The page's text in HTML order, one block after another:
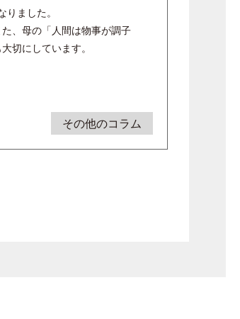
ました。
、母の「人間は物事が調子
切にしています。
その他のコラム